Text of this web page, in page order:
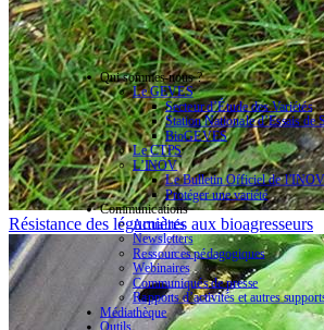
Résistance des légumières aux bioagresseurs
Qui sommes-nous ?
Le GEVES
Secteur d’Étude des Variétés
Station Nationale d’Essais de
BioGEVES
Le CTPS
L’INOV
Le Bulletin Officiel de l’INOV
Protéger une variété
Communications
Actualités
Newsletters
Ressources pédagogiques
Webinaires
Communiqués de presse
Rapports d’activités et autres
Médiathèque
Outils